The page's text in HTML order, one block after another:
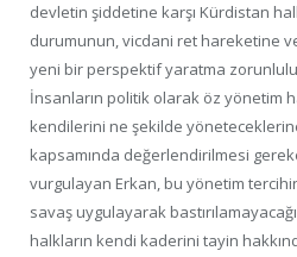
devletin şiddetine karşı Kürdistan
durumunun, vicdani ret hareketine
yeni bir perspektif yaratma
İnsanların politik olarak öz yönetim
kendilerini ne şekilde
kapsamında değerlendirilmesi
vurgulayan Erkan, bu yönetim
savaş uygulayarak
halkların kendi kaderini tayin